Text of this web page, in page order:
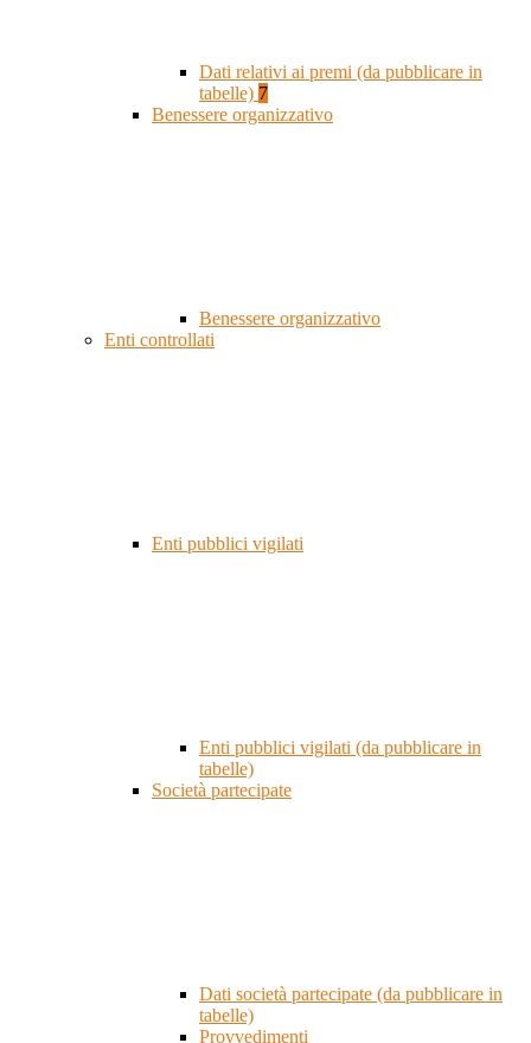
Dati relativi ai premi (da pubblicare in
tabelle) 7
Benessere organizzativo
Benessere organizzativo
Enti controllati
Enti pubblici vigilati
Enti pubblici vigilati (da pubblicare in
tabelle)
Società partecipate
Dati società partecipate (da pubblicare in
tabelle)
Provvedimenti